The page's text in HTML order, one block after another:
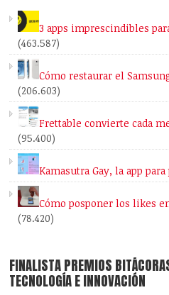
3 apps imprescindibles
(463.587)
Cómo restaurar el
(206.603)
Frettable convierte cada
(95.400)
Kamasutra Gay, la app
Cómo posponer los likes
(78.420)
FINALISTA PREMIOS
TECNOLOGÍA E INNOVACIÓN